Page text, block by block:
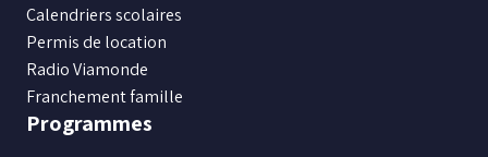
Calendriers scolaires
Permis de location
Radio Viamonde
Franchement famille
Programmes